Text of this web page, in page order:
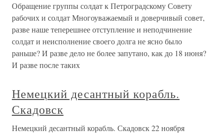
Обращение группы солдат к Петроградскому Совету
рабочих и солдат Многоуважаемый и доверчивый совет,
разве наше теперешнее отступление и неподчинение
солдат и неисполнение своего долга не ясно было
раньше? И разве дело не более запутано, как до 18 июня?
И разве после таких
Немецкий десантный корабль.
Скадовск
Немецкий десантный корабль. Скадовск 22 ноября